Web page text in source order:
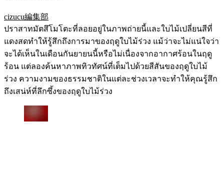
cizucu編集部
ปราสาทมัตสึโมโตะที่ลอยอยู่ในภาพถ่ายนี้และใบไม้เปลี่ยนสีที่
แดงสดทำให้รู้สึกถึงการมาของฤดูใบไม้ร่วง แม้ว่าจะไม่แน่ใจว่า
จะได้เห็นในเดือนกันยายนนี้หรือไม่เนื่องจากอากาศร้อนในฤดู
ร้อน แต่ลองค้นหาภาพทิวทัศน์ที่เต็มไปด้วยสีสันของฤดูใบไม้
ร่วง ความงามของธรรมชาติในแต่ละช่วงเวลาจะทำให้คุณรู้สึก
ถึงเสน่ห์ที่ลึกซึ้งของฤดูใบไม้ร่วง